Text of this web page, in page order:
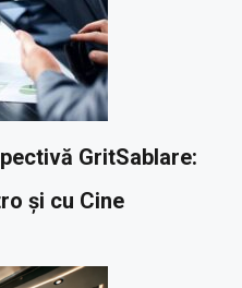
GritSablare:
și cu Cine